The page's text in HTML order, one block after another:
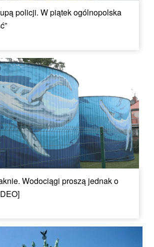
policji. W piątek ogólnopolska
Wodociągi proszą jednak o